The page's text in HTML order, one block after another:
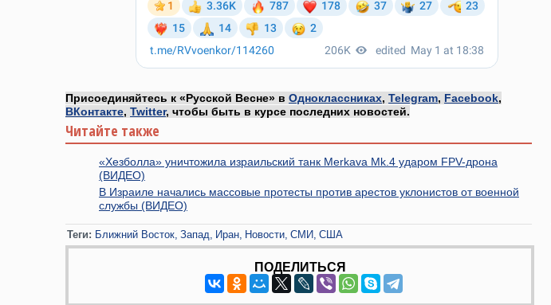
Присоединяйтесь к «Русской Весне» в Одноклассниках, Telegram, Facebook,
ВКонтакте, Twitter, чтобы быть в курсе последних новостей.
Читайте также
«Хезболла» уничтожила израильский танк Merkava Mk.4 ударом FPV-дрона
(ВИДЕО)
В Израиле начались массовые протесты против арестов уклонистов от военной
службы (ВИДЕО)
Теги: Ближний Восток Запад Иран Новости СМИ США
ПОДЕЛИТЬСЯ